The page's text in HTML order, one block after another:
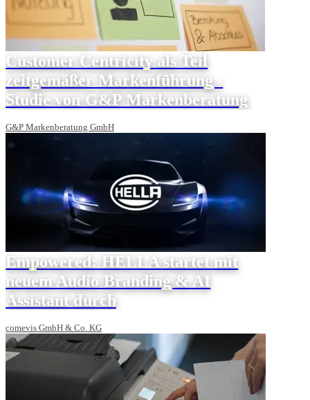
Customer Centricity als Teil
zeitgemäßer Markenführung -
Studie von G&P Markenberatung
G&P Markenberatung GmbH
Empowered: HELLA startet mit
neuem Audio Branding & AI
Assistant durch
comevis GmbH & Co. KG